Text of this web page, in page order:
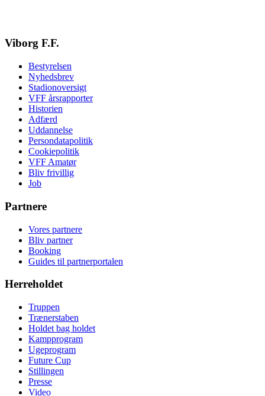
Viborg F.F.
Bestyrelsen
Nyhedsbrev
Stadionoversigt
VFF årsrapporter
Historien
Adfærd
Uddannelse
Persondatapolitik
Cookiepolitik
VFF Amatør
Bliv frivillig
Job
Partnere
Vores partnere
Bliv partner
Booking
Guides til partnerportalen
Herreholdet
Truppen
Trænerstaben
Holdet bag holdet
Kampprogram
Ugeprogram
Future Cup
Stillingen
Presse
Video